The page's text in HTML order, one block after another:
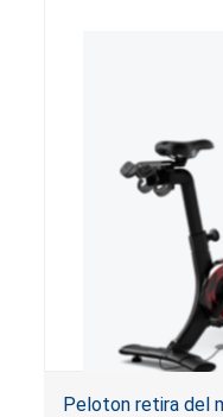
Peloton retira del